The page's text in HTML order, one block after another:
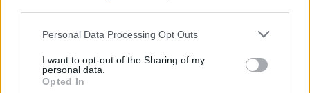
Personal Data Processing Opt Outs
I want to opt-out of the Sharing of my
personal data.
Opted In
her Zerfall
Öffentliche
Teleporter/
Transmitter
Begrenzun
g
Angehoben
Hilfsbereite
Streamer